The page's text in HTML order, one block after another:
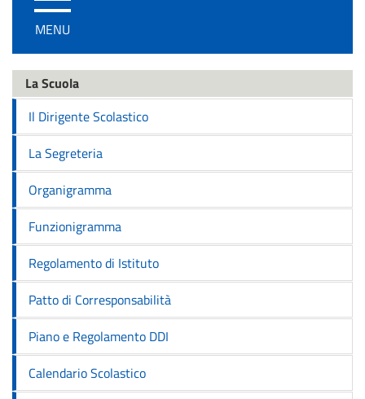
/
disattiva
navigazione
MENU
La Scuola
Il Dirigente Scolastico
La Segreteria
Organigramma
Funzionigramma
Regolamento di Istituto
Patto di Corresponsabilità
Piano e Regolamento DDI
Calendario Scolastico